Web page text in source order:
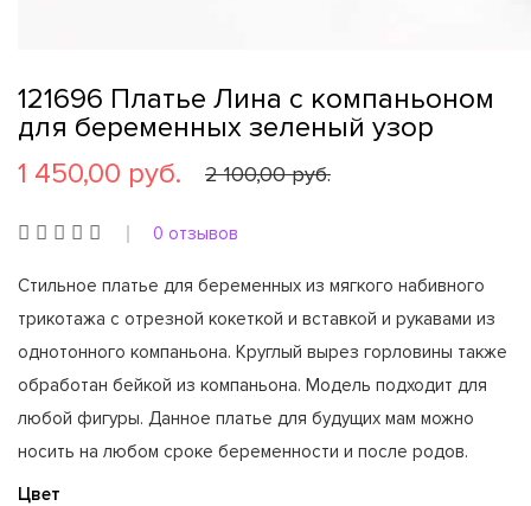
121696 Платье Лина с компаньоном
для беременных зеленый узор
1 450,00 руб.
2 100,00 руб.
0 отзывов
Стильное платье для беременных из мягкого набивного
трикотажа с отрезной кокеткой и вставкой и рукавами из
однотонного компаньона. Круглый вырез горловины также
обработан бейкой из компаньона. Модель подходит для
любой фигуры. Данное платье для будущих мам можно
носить на любом сроке беременности и после родов.
Цвет